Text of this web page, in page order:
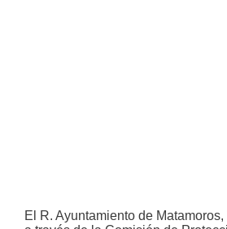
El R. Ayuntamiento de